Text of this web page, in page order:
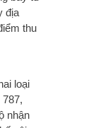
địa
thu
loại
nhận